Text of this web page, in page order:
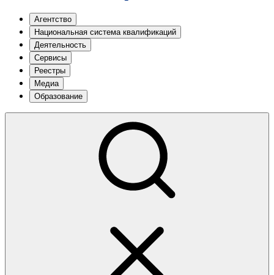
Агентство
Национальная система квалификаций
Деятельность
Сервисы
Реестры
Медиа
Образование